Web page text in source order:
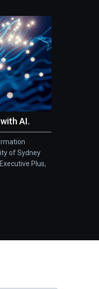
AI.
of Sydney
Plus,